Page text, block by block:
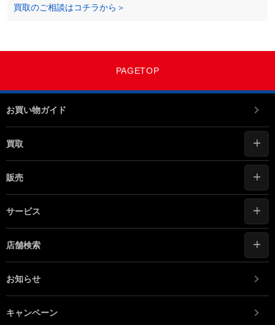
買取のご相談はコチラから＞
PAGETOP
お買い物ガイド
買取
販売
サービス
店舗検索
お知らせ
キャンペーン